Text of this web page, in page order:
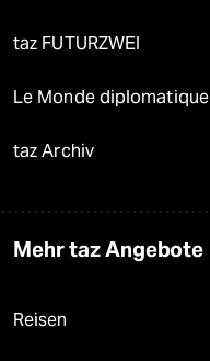
taz FUTURZWEI
Le Monde diplomatique
taz Archiv
Mehr taz Angebote
Reisen